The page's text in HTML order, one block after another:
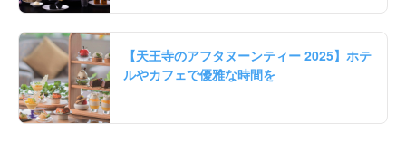
【天王寺のアフタヌーンティー 2025】ホテ
ルやカフェで優雅な時間を